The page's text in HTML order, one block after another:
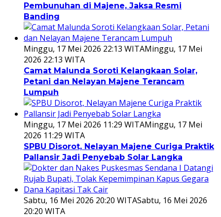
Pembunuhan di Majene, Jaksa Resmi
Banding
Minggu, 17 Mei 2026 22:13 WITAMinggu, 17 Mei
2026 22:13 WITA
Camat Malunda Soroti Kelangkaan Solar,
Petani dan Nelayan Majene Terancam
Lumpuh
Minggu, 17 Mei 2026 11:29 WITAMinggu, 17 Mei
2026 11:29 WITA
SPBU Disorot, Nelayan Majene Curiga Praktik
Pallansir Jadi Penyebab Solar Langka
Sabtu, 16 Mei 2026 20:20 WITASabtu, 16 Mei 2026
20:20 WITA